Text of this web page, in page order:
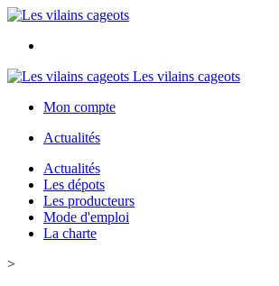
Les vilains cageots
Mon compte
Actualités
Actualités
Les dépots
Les producteurs
Mode d'emploi
La charte
>